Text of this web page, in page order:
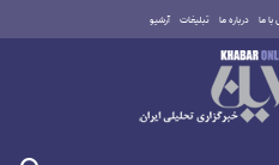
ما درباره ما تبلیغات آرشیو